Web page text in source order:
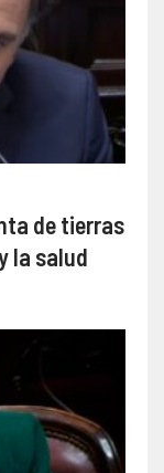
de tierras
la salud